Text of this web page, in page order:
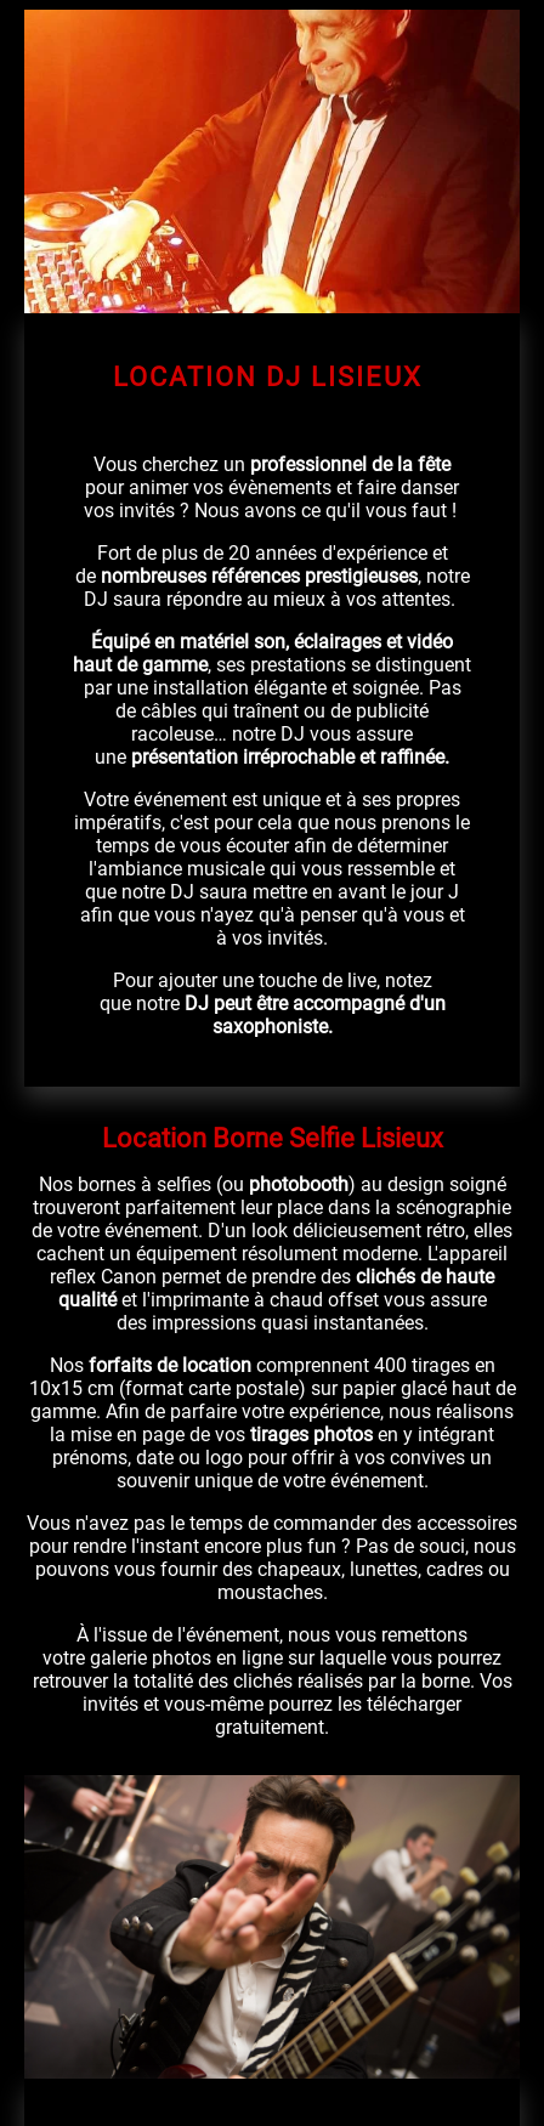
LOCATION DJ LISIEUX
Vous cherchez un professionnel de la fête
pour animer vos évènements et faire danser
vos invités ? Nous avons ce qu'il vous faut !
Fort de plus de 20 années d'expérience et
de nombreuses références prestigieuses, notre
DJ saura répondre au mieux à vos attentes.
Équipé en matériel son, éclairages et vidéo
haut de gamme, ses prestations se distinguent
par une installation élégante et soignée. Pas
de câbles qui traînent ou de publicité
racoleuse… notre DJ vous assure
une présentation irréprochable et raffinée.
Votre événement est unique et à ses propres
impératifs, c'est pour cela que nous prenons le
temps de vous écouter afin de déterminer
l'ambiance musicale qui vous ressemble et
que notre DJ saura mettre en avant le jour J
afin que vous n'ayez qu'à penser qu'à vous et
à vos invités.
Pour ajouter une touche de live, notez
que notre DJ peut être accompagné d'un
saxophoniste.
Location Borne Selfie Lisieux
Nos bornes à selfies (ou photobooth) au design soigné
trouveront parfaitement leur place dans la scénographie
de votre événement. D'un look délicieusement rétro, elles
cachent un équipement résolument moderne. L'appareil
reflex Canon permet de prendre des clichés de haute
qualitéet l'imprimante à chaud offset vous assure
des impressions quasi instantanées.
Nos forfaits de locationcomprennent 400 tirages en
10x15 cm (format carte postale) sur papier glacé haut de
gamme. Afin de parfaire votre expérience, nous réalisons
la mise en page de vos tirages photos en y intégrant
prénoms, date ou logo pour offrir à vos convives un
souvenir unique de votre événement.
Vous n'avez pas le temps de commander des accessoires
pour rendre l'instant encore plus fun ? Pas de souci, nous
pouvons vous fournir des chapeaux, lunettes, cadres ou
moustaches.
À l'issue de l'événement, nous vous remettons
votre galerie photos en ligne sur laquelle vous pourrez
retrouver la totalité des clichés réalisés par la borne. Vos
invités et vous-même pourrez les télécharger
gratuitement.